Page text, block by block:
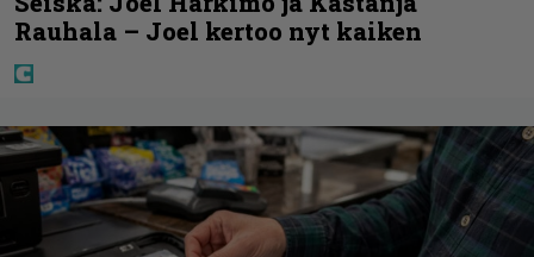
Rauhala – Joel kertoo nyt kaiken